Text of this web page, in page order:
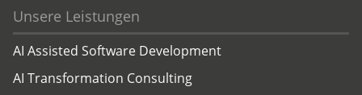
Unsere Leistungen
AI Assisted Software Development
AI Transformation Consulting